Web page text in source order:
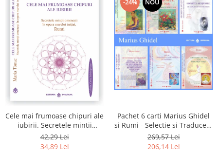
Cele mai frumoase chipuri ale
iubirii. Secretele mintii
omenesti in opera marelui
initiat, Rumi
42,29 Lei
34,89 Lei
-24% NOU
Pachet 6 carti Marius Ghidel
si Rumi - Selectie si Traducere
de Marius Ghidel
269,57 Lei
206,14 Lei